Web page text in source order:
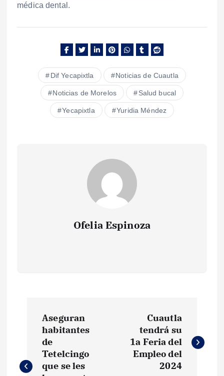
médica dental.
Dif Yecapixtla Noticias de Cuautla
Noticias de Morelos Salud bucal
Yecapixtla Yuridia Méndez
Ofelia Espinoza
v
Aseguran
habitantes
de
Tetelcingo
que se les
Cuautla
tendrá su
1a Feria del
Empleo del
2024